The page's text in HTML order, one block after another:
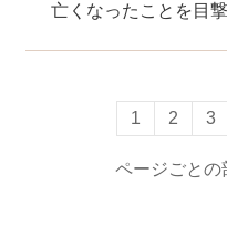
亡くなったことを目
1 2 3
ページごとの